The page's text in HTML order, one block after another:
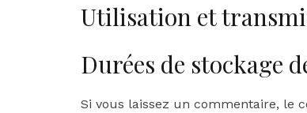
Utilisation et
Durées de stockage
Si vous laissez un commentaire, le